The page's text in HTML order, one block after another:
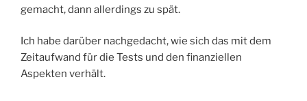
gemacht, dann allerdings zu spät.
Ich habe darüber nachgedacht, wie sich das mit dem
Zeitaufwand für die Tests und den finanziellen
Aspekten verhält.